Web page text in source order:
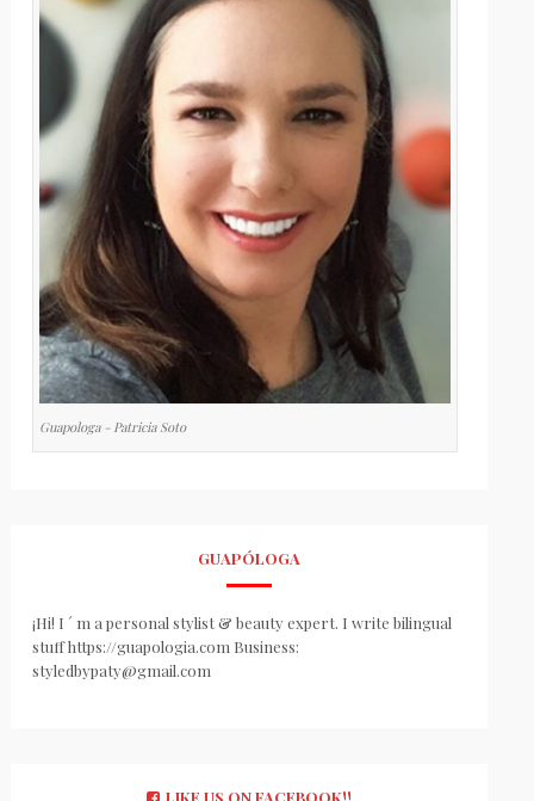
Guapologa - Patricia Soto
GUAPÓLOGA
¡Hi! I ´ m a personal stylist & beauty expert. I write bilingual
stuff https://guapologia.com Business:
styledbypaty@gmail.com
LIKE US ON FACEBOOK!!